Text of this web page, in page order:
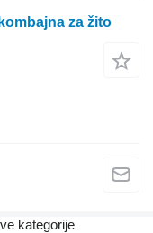
za žito
kategorije